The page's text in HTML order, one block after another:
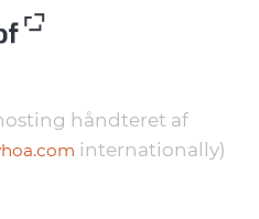
håndteret af
internationally)